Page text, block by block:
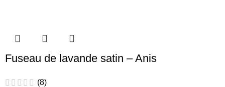
Fuseau de lavande satin – Anis
(8)